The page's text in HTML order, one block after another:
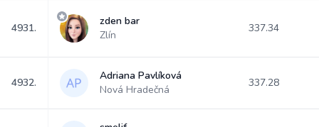
4931.
zden bar
Zlín
337.34
4932.
Adriana Pavlíková
Nová Hradečná
337.28